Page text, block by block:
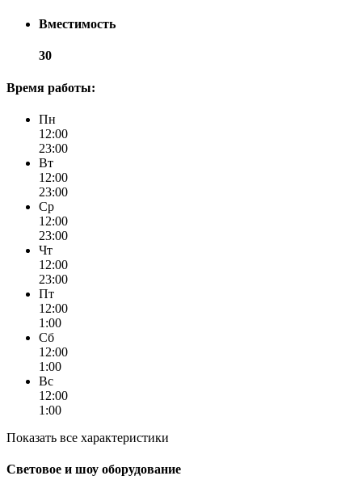
Вместимость
30
Время работы:
Пн
12:00
23:00
Вт
12:00
23:00
Ср
12:00
23:00
Чт
12:00
23:00
Пт
12:00
1:00
Сб
12:00
1:00
Вс
12:00
1:00
Показать все характеристики
Световое и шоу оборудование